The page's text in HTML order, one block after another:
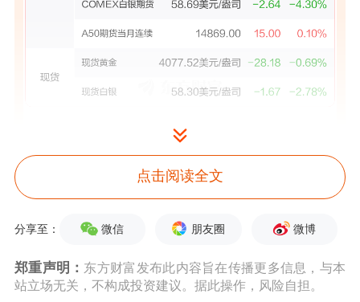
点击阅读全文
分享至： 微信 朋友圈 微博
郑重声明： 东方财富发布此内容旨在传播更多信息，与本
站立场无关，不构成投资建议。据此操作，风险自担。